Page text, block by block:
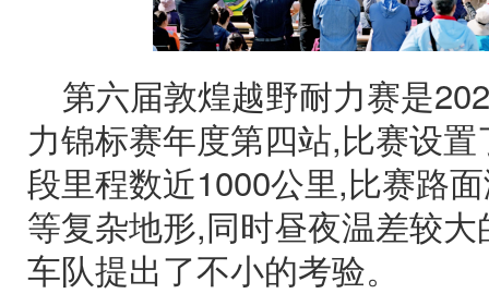
第六届敦煌越野耐力赛是
力锦标赛年度第四站,比赛设
段里程数近1000公里,比赛路
等复杂地形,同时昼夜温差较
车队提出了不小的考验。